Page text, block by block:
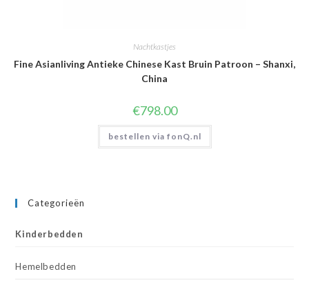
Nachtkastjes
Fine Asianliving Antieke Chinese Kast Bruin Patroon – Shanxi,
China
€798.00
bestellen via fonQ.nl
Categorieën
Kinderbedden
Hemelbedden